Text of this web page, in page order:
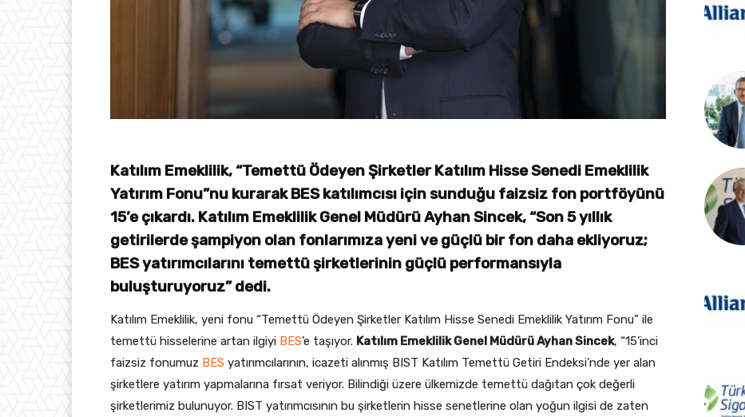
Katılım Emeklilik, “Temettü Ödeyen Şirketler Katılım Hisse Senedi Emeklilik
Yatırım Fonu”nu kurarak BES katılımcısı için sunduğu faizsiz fon portföyünü
15’e çıkardı. Katılım Emeklilik Genel Müdürü Ayhan Sincek, “Son 5 yıllık
getirilerde şampiyon olan fonlarımıza yeni ve güçlü bir fon daha ekliyoruz;
BES yatırımcılarını temettü şirketlerinin güçlü performansıyla
buluşturuyoruz” dedi.
Katılım Emeklilik, yeni fonu “Temettü Ödeyen Şirketler Katılım Hisse Senedi Emeklilik Yatırım Fonu” ile
temettü hisselerine artan ilgiyi BES’e taşıyor. Katılım Emeklilik Genel Müdürü Ayhan Sincek, “15’inci
faizsiz fonumuz BES yatırımcılarının, icazeti alınmış BIST Katılım Temettü Getiri Endeksi’nde yer alan
şirketlere yatırım yapmalarına fırsat veriyor. Bilindiği üzere ülkemizde temettü dağıtan çok değerli
şirketlerimiz bulunuyor. BIST yatırımcısının bu şirketlerin hisse senetlerine olan yoğun ilgisi de zaten